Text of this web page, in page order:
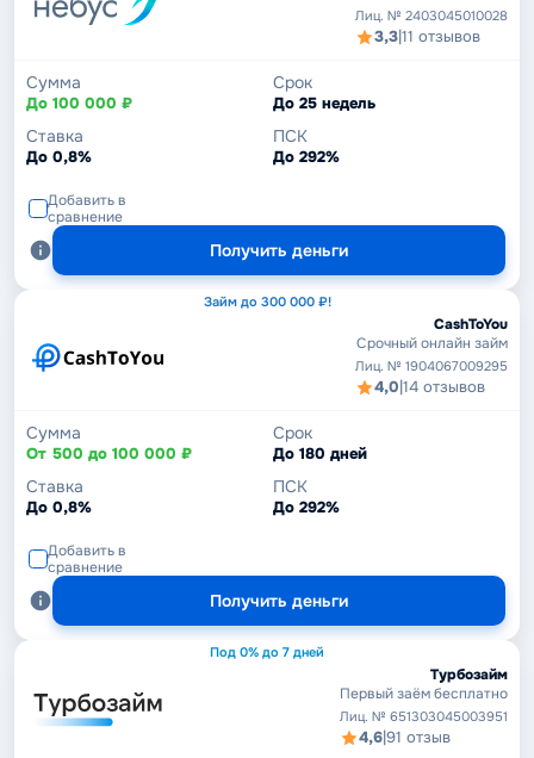
Лиц. № 2403045010028
3,3|11 отзывов
Сумма
До 100 000 ₽
Срок
До 25 недель
Ставка
До 0,8%
ПСК
До 292%
Добавить в
сравнение
Получить деньги
Займ до 300 000 ₽!
CashToYou
Срочный онлайн займ
Лиц. № 1904067009295
4,0|14 отзывов
Сумма
От 500 до 100 000 ₽
Срок
До 180 дней
Ставка
До 0,8%
ПСК
До 292%
Добавить в
сравнение
Получить деньги
Под 0% до 7 дней
Турбозайм
Первый заём бесплатно
Лиц. № 651303045003951
4,6|91 отзыв